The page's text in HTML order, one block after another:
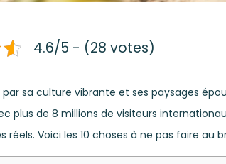
4.6/5 - (28 votes)
par sa culture vibrante et ses paysages
plus de 8 millions de visiteurs
réels. Voici les 10 choses à ne pas faire